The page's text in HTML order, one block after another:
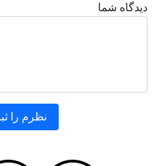
دیدگاه شما